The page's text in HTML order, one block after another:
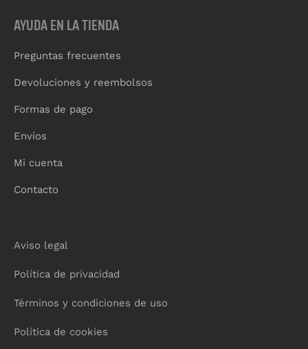
AYUDA EN LA TIENDA
Preguntas frecuentes
Devoluciones y reembolsos
Formas de pago
Envíos
Mi cuenta
Contacto
Aviso legal
Política de privacidad
Términos y condiciones de uso
Política de cookies